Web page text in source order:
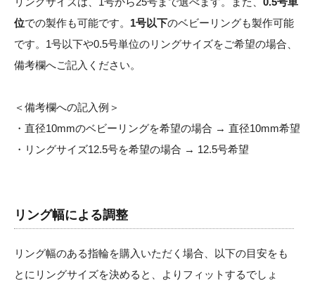
位での製作も可能です。 1号以下のベビーリングも製作可能
です。1号以下や0.5号単位のリングサイズをご希望の場合、
備考欄へご記入ください。
＜備考欄への記入例＞
・直径10mmのベビーリングを希望の場合 → 直径10mm希望
・リングサイズ12.5号を希望の場合 → 12.5号希望
リング幅による調整
リング幅のある指輪を購入いただく場合、以下の目安をも
とにリングサイズを決めると、よりフィットするでしょ